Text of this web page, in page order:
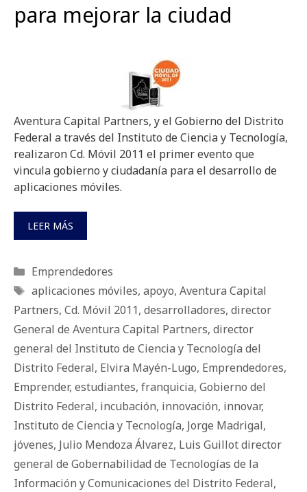
para mejorar la ciudad
Aventura Capital Partners, y el Gobierno del Distrito
Federal a través del Instituto de Ciencia y Tecnología,
realizaron Cd. Móvil 2011 el primer evento que
vincula gobierno y ciudadanía para el desarrollo de
aplicaciones móviles.
LEER MÁS
Categorías
Emprendedores
Etiquetas
aplicaciones móviles, apoyo, Aventura Capital
Partners, Cd. Móvil 2011, desarrolladores, director
General de Aventura Capital Partners, director
general del Instituto de Ciencia y Tecnología del
Distrito Federal, Elvira Mayén-Lugo, Emprendedores,
Emprender, estudiantes, franquicia, Gobierno del
Distrito Federal, incubación, innovación, innovar,
Instituto de Ciencia y Tecnología, Jorge Madrigal,
jóvenes, Julio Mendoza Álvarez, Luis Guillot director
general de Gobernabilidad de Tecnologías de la
Información y Comunicaciones del Distrito Federal,